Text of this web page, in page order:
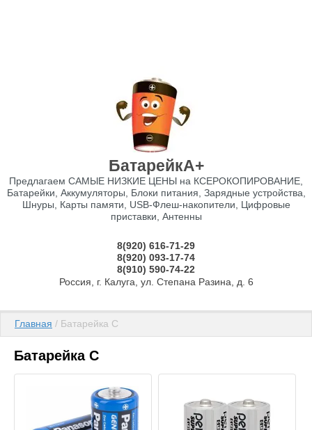
БатарейкА+
Предлагаем САМЫЕ НИЗКИЕ ЦЕНЫ на КСЕРОКОПИРОВАНИЕ,
Батарейки, Аккумуляторы, Блоки питания, Зарядные устройства,
Шнуры, Карты памяти, USB-Флеш-накопители, Цифровые
приставки, Антенны
8(920) 616-71-29
8(920) 093-17-74
8(910) 590-74-22
Россия, г. Калуга, ул. Степана Разина, д. 6
Главная / Батарейка С
Батарейка С